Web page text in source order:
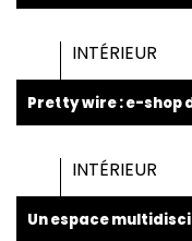
INTÉRIEUR
Pretty wire : e-shop
INTÉRIEUR
Un espace